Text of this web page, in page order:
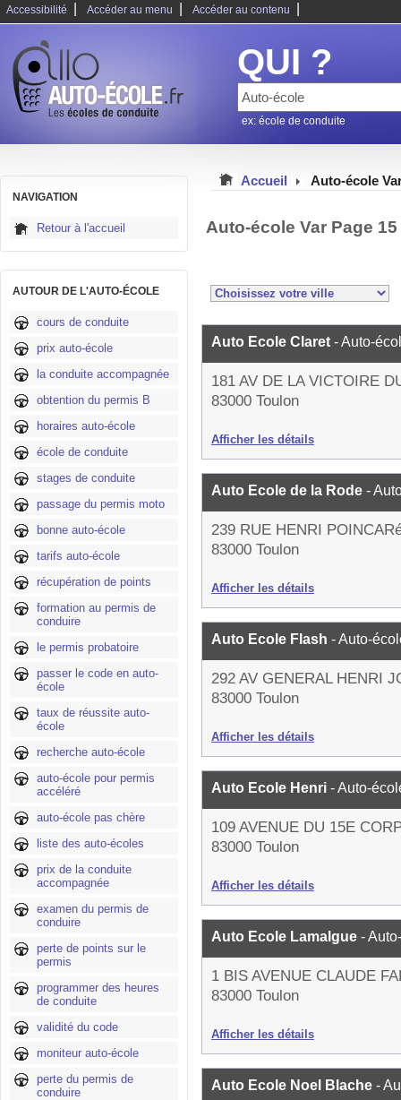
Accessibilité Accéder au menu Accéder au contenu
QUI ?
ex: école de conduite
NAVIGATION
Retour à l'accueil
AUTOUR DE L'AUTO-ÉCOLE
cours de conduite
prix auto-école
la conduite accompagnée
obtention du permis B
horaires auto-école
école de conduite
stages de conduite
passage du permis moto
bonne auto-école
tarifs auto-école
récupération de points
formation au permis de
conduire
le permis probatoire
passer le code en auto-
école
taux de réussite auto-
école
recherche auto-école
auto-école pour permis
accéléré
auto-école pas chère
liste des auto-écoles
prix de la conduite
accompagnée
examen du permis de
conduire
perte de points sur le
permis
programmer des heures
de conduite
validité du code
moniteur auto-école
perte du permis de
conduire
Accueil Auto-école
Auto-école Var Page 15
Auto Ecole Claret - Auto-
181 AV DE LA VICTOIRE
83000 Toulon
Afficher les détails
Auto Ecole de la Rode -
239 RUE HENRI
83000 Toulon
Afficher les détails
Auto Ecole Flash - Auto-
292 AV GENERAL HENRI
83000 Toulon
Afficher les détails
Auto Ecole Henri - Auto-
109 AVENUE DU 15E
83000 Toulon
Afficher les détails
Auto Ecole Lamalgue -
1 BIS AVENUE CLAUDE
83000 Toulon
Afficher les détails
Auto Ecole Noel Blache -